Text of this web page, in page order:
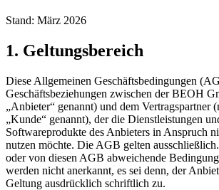
Stand: März 2026
1. Geltungsbereich
Diese Allgemeinen Geschäftsbedingungen
Geschäftsbeziehungen zwischen der BEOH
„Anbieter“ genannt) und dem Vertragspartner
„Kunde“ genannt), der die Dienstleistungen
Softwareprodukte des Anbieters in Anspruch
nutzen möchte. Die AGB gelten
oder von diesen AGB abweichende
werden nicht anerkannt, es sei denn, der
Geltung ausdrücklich schriftlich zu.